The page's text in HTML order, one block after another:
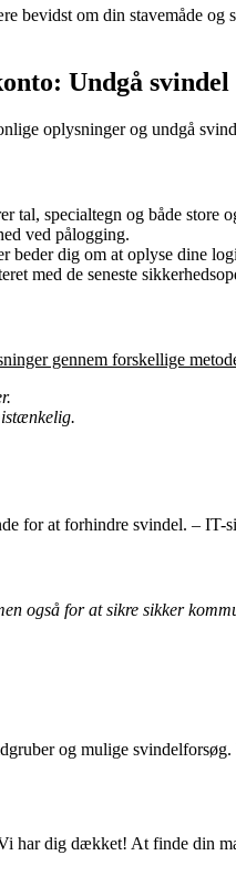
bevidst om din stavemåde
Undgå svindel
oplysninger og undgå
specialtegn og både store
ved pålogging.
dig om at oplyse dine
med de seneste
gennem forskellige
for at forhindre svindel. – IT-
også for at sikre sikker
og mulige
har dig dækket! At finde din